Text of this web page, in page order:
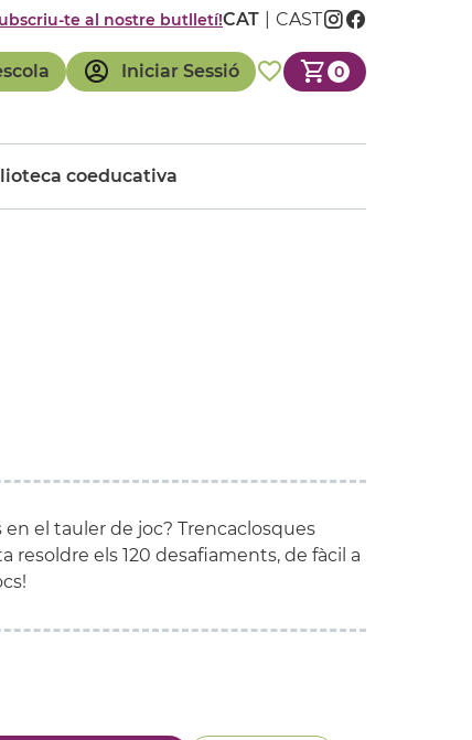
Iniciar Sessió 0
te al nostre butlletí!CAT CAST
coeducativa
el tauler de joc? Trencaclosques
resoldre els 120 desafiaments, de fàcil a